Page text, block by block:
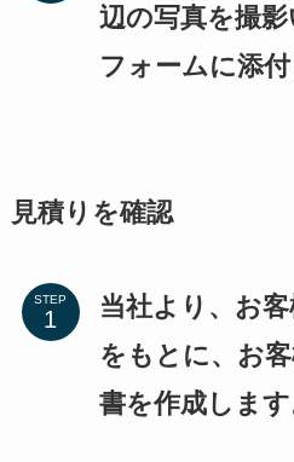
辺の写真を撮
フォームに添
見積りを確認
STEP
当社より、お
をもとに、お
書を作成します